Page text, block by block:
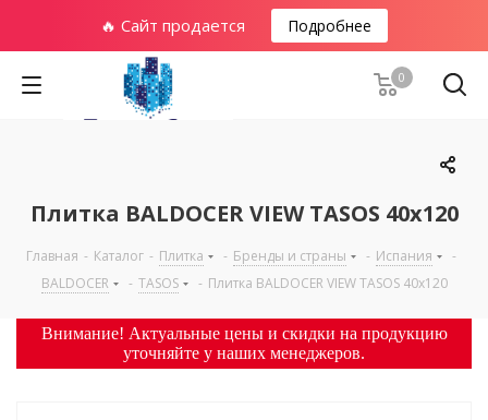
🔥 Сайт продается Подробнее
0
Плитка BALDOCER VIEW TASOS 40х120
Главная - Каталог - Плитка - Бренды и страны - Испания
-
BALDOCER
- TASOS - Плитка BALDOCER VIEW TASOS 40х120
Внимание! Актуальные цены и скидки на продукцию
уточняйте у наших менеджеров.